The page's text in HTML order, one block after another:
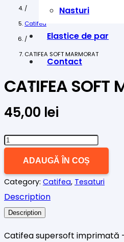
Nasturi
Elastice de par
Contact
/
Catifea
/
CATIFEA SOFT MARMORAT
CATIFEA SOFT
45,00 lei
Cantitate
CATIFEA
SOFT
MARMORAT
ADAUGĂ ÎN COȘ
Category: Catifea, Tesaturi
Description
Description
Catifea supersoft imprimată